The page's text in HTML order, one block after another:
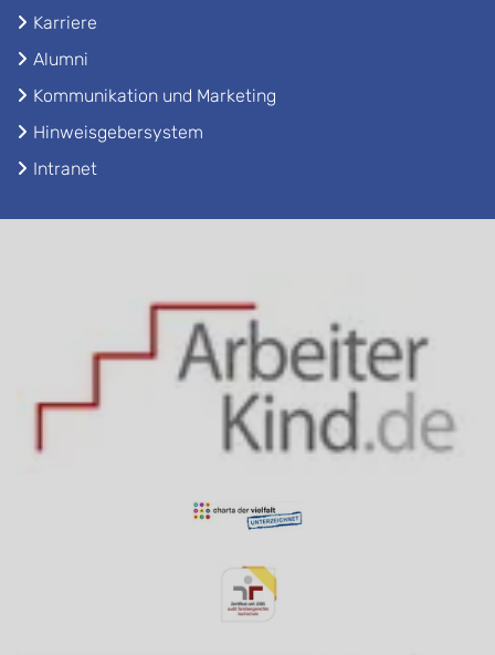
Karriere
Alumni
Kommunikation und Marketing
Hinweisgebersystem
Intranet